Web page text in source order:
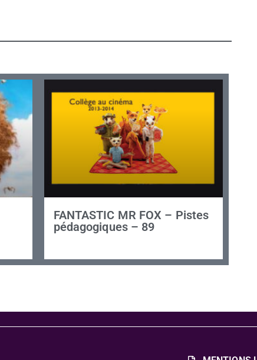
FANTASTIC MR FOX – Pistes
pédagogiques – 89